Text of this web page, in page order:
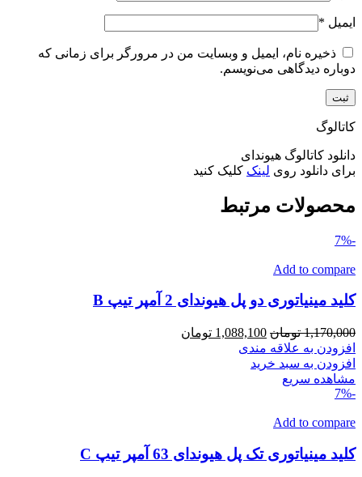
ایمیل *
ذخیره نام، ایمیل و وبسایت من در مرورگر برای زمانی که
دوباره دیدگاهی می‌نویسم.
کاتالوگ
دانلود کاتالوگ هیوندای
برای دانلود روی لینک کلیک کنید
محصولات مرتبط
-7%
Add to compare
کلید مینیاتوری دو پل هیوندای 2 آمپر تیپ B
1,170,000 تومان قیمت
اصلی
1,088,100 تومان
افزودن به علاقه مندی
افزودن به سبد خرید
مشاهده سریع
-7%
Add to compare
کلید مینیاتوری تک پل هیوندای 63 آمپر تیپ C